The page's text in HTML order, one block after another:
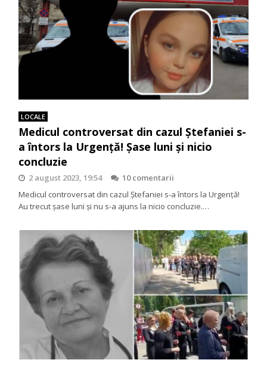
LOCALE
Medicul controversat din cazul Ștefaniei s-
a întors la Urgență! Șase luni și nicio
concluzie
2 august 2023, 19:54
10 comentarii
Medicul controversat din cazul Ștefaniei s-a întors la Urgență!
Au trecut șase luni și nu s-a ajuns la nicio concluzie.…